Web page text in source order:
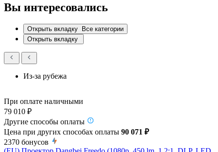
Вы интересовались
Открыть вкладку Все категории
Открыть вкладку
Из-за рубежа
При оплате наличными
79 010 ₽
Другие способы оплаты
Цена при других способах оплаты 90 071 ₽
2370 бонусов